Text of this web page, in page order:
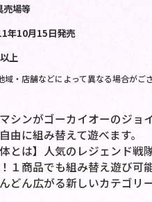
売場等
年10月15日発売
上
・店舗などによって異なる場合がご
シンがゴーカイオーのジョ
由に組み替えて遊べます。
とは】人気のレジェンド戦
１商品でも組み替え遊び可
どん広がる新しいカテゴリ